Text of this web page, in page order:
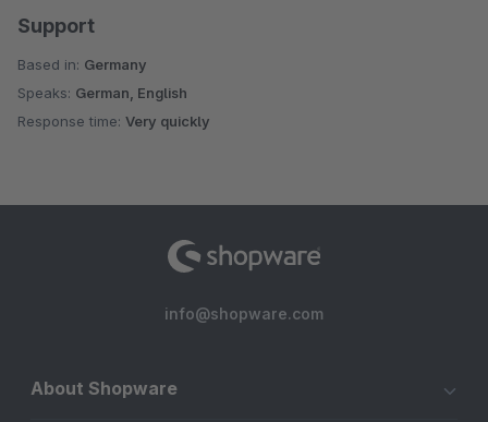
Support
Based in: Germany
Speaks: German, English
Response time: Very quickly
info@shopware.com
About Shopware